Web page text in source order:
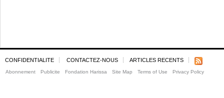
CONFIDENTIALITE CONTACTEZ-NOUS ARTICLES RECENTS
Abonnement Publicite Fondation Harissa Site Map Terms of Use Privacy Policy